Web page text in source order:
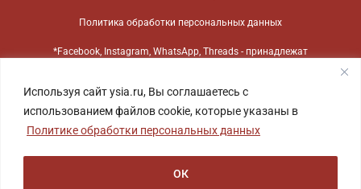
Используя сайт ysia.ru, Вы соглашаетесь с
использованием файлов cookie, которые указаны в
Политике обработки персональных данных
ОК
Политика обработки персональных данных
*Facebook, Instagram, WhatsApp, Threads - принадлежат